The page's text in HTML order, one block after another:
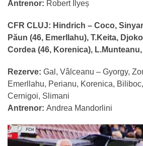
Antrenor: Robert Ilyeș
CFR CLUJ: Hindrich – Coco,
Păun (46, Emerllahu), T.Keita,
Cordea (46, Korenica),
Rezerve: Gal, Vâlceanu – Gyorgy,
Emerllahu, Perianu, Korenica,
Cernigoi, Slimani
Antrenor: Andrea Mandorlini